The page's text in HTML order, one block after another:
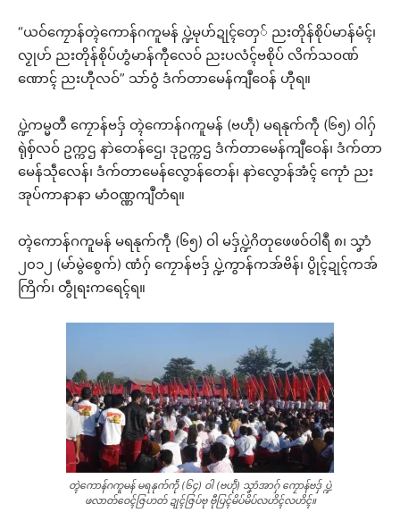
“ယဝ်ကၠောန်တ္ၚဲကောန်ဂကူမန် ပ္ဍဲမုဟ်ဍုၚ်တှေ် ညးတိုန်စိုပ်မာန်မံၚ်၊
လၟုဟ် ညးတိုန်စိုပ်ဟွံမာန်ကီုလေဝ် ညးပလံၚ်ဗစိုပ် လိက်သဝဏ်
ဏောၚ် ညးဟီုလဝ်” သာ်ဝွံ ဒံက်တာမေန်ကျဳဝေန် ဟီုရ။
ပ္ဍဲကမ္မတဳ ကၠောန်ဗဒှ် တ္ၚဲကောန်ဂကူမန် (ဗဟဵု) မရနုက်ကဵု (၆၅) ဝါဂှ်
ရုဲစှ်လဝ် ဥက္ကဌ နာဲတေန်ဌေ၊ ဒုဥက္ကဌ ဒံက်တာမေန်ကျဳဝေန်၊ ဒံက်တာ
မေန်သဵုလေန်၊ ဒံက်တာမေန်လွောန်တေန်၊ နာဲလွောန်အံၚ် ကေုာံ ညး
အုပ်ကာနာနာ မာံဝဏ္ဏကျဳတံရ။
တ္ၚဲကောန်ဂကူမန် မရနုက်ကဵု (၆၅) ဝါ မဒှ်ပ္ဍဲဂိတုဖေဖဝ်ဝါရဳ ၈၊ သၞာံ
၂၀၁၂ (မာ်မွဲစွေက်) ဏံဂှ် ကၠောန်ဗဒှ် ပ္ဍဲကွာန်ကအ်ဗိန်၊ ပွိုၚ်ဍုၚ်ကအ်
ကြိက်၊ တွဵုရးကရေၚ်ရ။
တ္ၚဲကောန်ဂကူမန် မရနုက်ကဵု (၆၄) ဝါ (ဗဟဵု) သၞာံအာဂှ် ကၠောန်ဗဒှ် ပ္ဍဲ
ဖလာတ်ဝေၚ်ဇြဟတ် ဍုၚ်ဇြပ်ဗု ဗီုပြၚ်မိပ်မိပ်လဟိၚ်လဟိၚ်။